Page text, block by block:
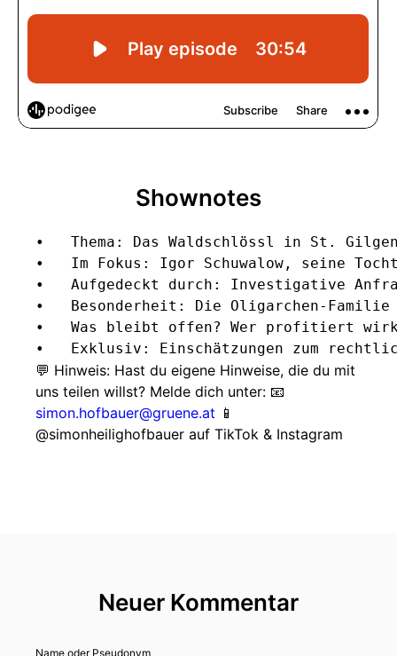
Shownotes
•   Thema: Das Waldschlössl in St.
•   Im Fokus: Igor Schuwalow, seine
•   Aufgedeckt durch: Investigative
•   Besonderheit: Die Oligarchen-
•   Was bleibt offen? Wer profitiert
💬 Hinweis: Hast du eigene Hinweise, die du mit
uns teilen willst? Melde dich unter: 📧
simon.hofbauer@gruene.at 📱
@simonheilighofbauer auf TikTok & Instagram
Neuer Kommentar
Name oder Pseudonym